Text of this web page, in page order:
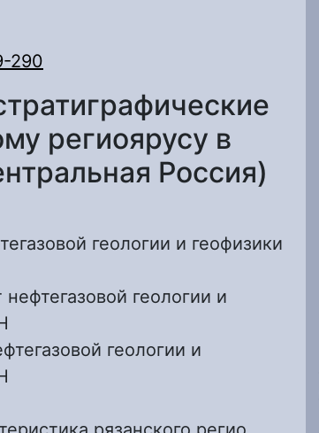
290
региоярусу в
Россия)
геологии и геофизики
нефтегазовой геологии и
геологии и